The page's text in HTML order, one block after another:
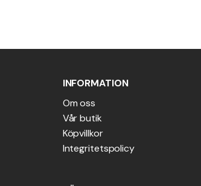
INFORMATION
Om oss
Vår butik
Köpvillkor
Integritetspolicy